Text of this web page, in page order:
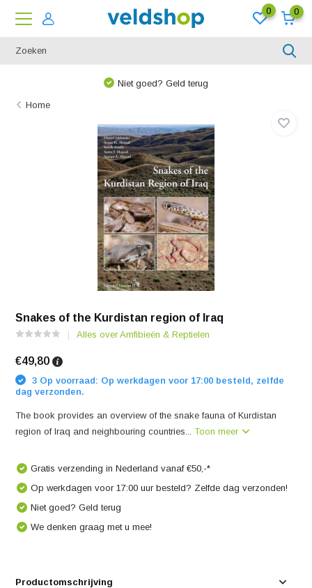
0 0
Niet goed? Geld terug
Home
Snakes of the Kurdistan region of Iraq
Alles over Amfibieën & Reptielen
€49,80
3 Op voorraad: Op werkdagen voor 17:00 besteld, zelfde
dag verzonden.
The book provides an overview of the snake fauna of Kurdistan
region of Iraq and neighbouring countries...Toon meer
Gratis verzending in Nederland vanaf €50,-*
Op werkdagen voor 17:00 uur besteld? Zelfde dag verzonden!
Niet goed? Geld terug
We denken graag met u mee!
Productomschrijving